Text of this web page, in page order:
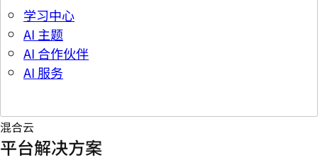
学习中心
AI 主题
AI 合作伙伴
AI 服务
混合云
平台解决方案